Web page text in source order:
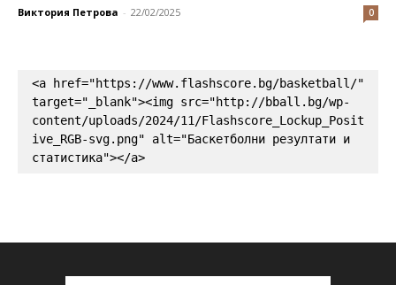
Виктория Петрова - 22/02/2025 0
<a href="https://www.flashscore.bg/basketball/"
target="_blank"><img src="http://bball.bg/wp-
content/uploads/2024/11/Flashscore_Lockup_Posit
ive_RGB-svg.png" alt="Баскетболни резултати и
статистика"></a>